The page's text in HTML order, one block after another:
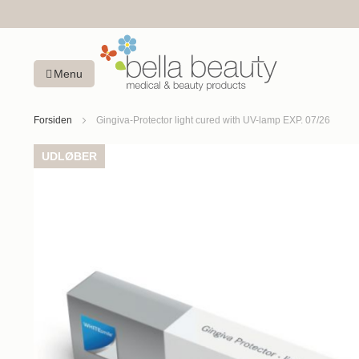
Menu
Forsiden Gingiva-Protector light cured with UV-lamp EXP. 07/26
Gå
til
UDLØBER